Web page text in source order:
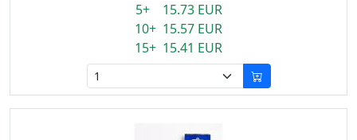
5+ 15.73 EUR
10+ 15.57 EUR
15+ 15.41 EUR